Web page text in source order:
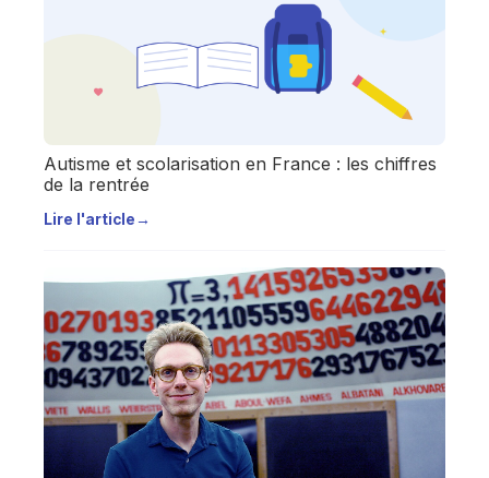
Autisme et scolarisation en France : les chiffres
de la rentrée
Lire l'article→